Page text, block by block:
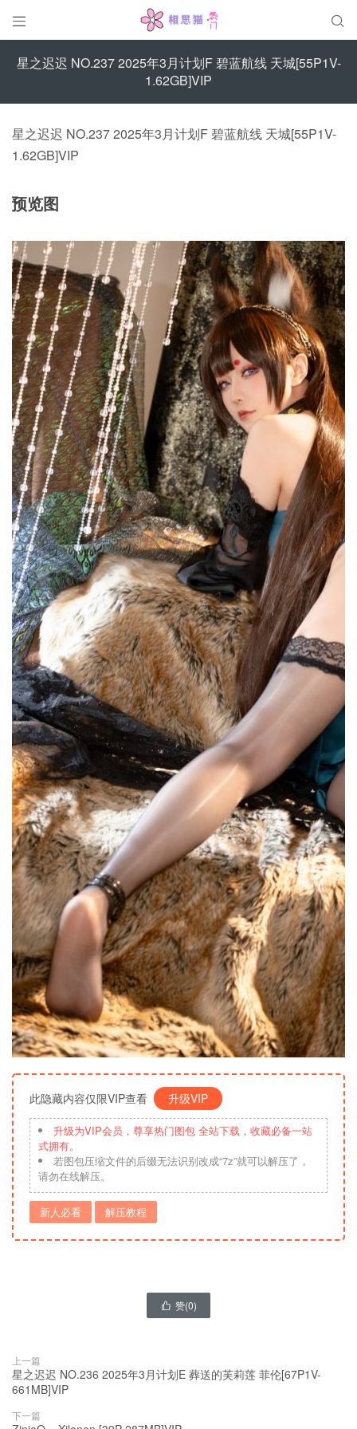
 
星之迟迟 NO.237 2025年3月计划F 碧蓝航线 天城[55P1V-
1.62GB]VIP
星之迟迟 NO.237 2025年3月计划F 碧蓝航线 天城[55P1V-
1.62GB]VIP
预览图
此隐藏内容仅限VIP查看 升级VIP
升级为VIP会员，尊享热门图包 全站下载，收藏必备一站
式拥有。
若图包压缩文件的后缀无法识别改成“7z”就可以解压了，
请勿在线解压。
新人必看 解压教程
 赞(0)
上一篇
星之迟迟 NO.236 2025年3月计划E 葬送的芙莉莲 菲伦[67P1V-
661MB]VIP
下一篇